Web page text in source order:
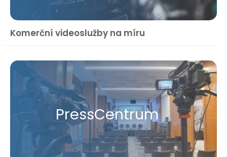
Komerční videoslužby na míru
Press​Centrum